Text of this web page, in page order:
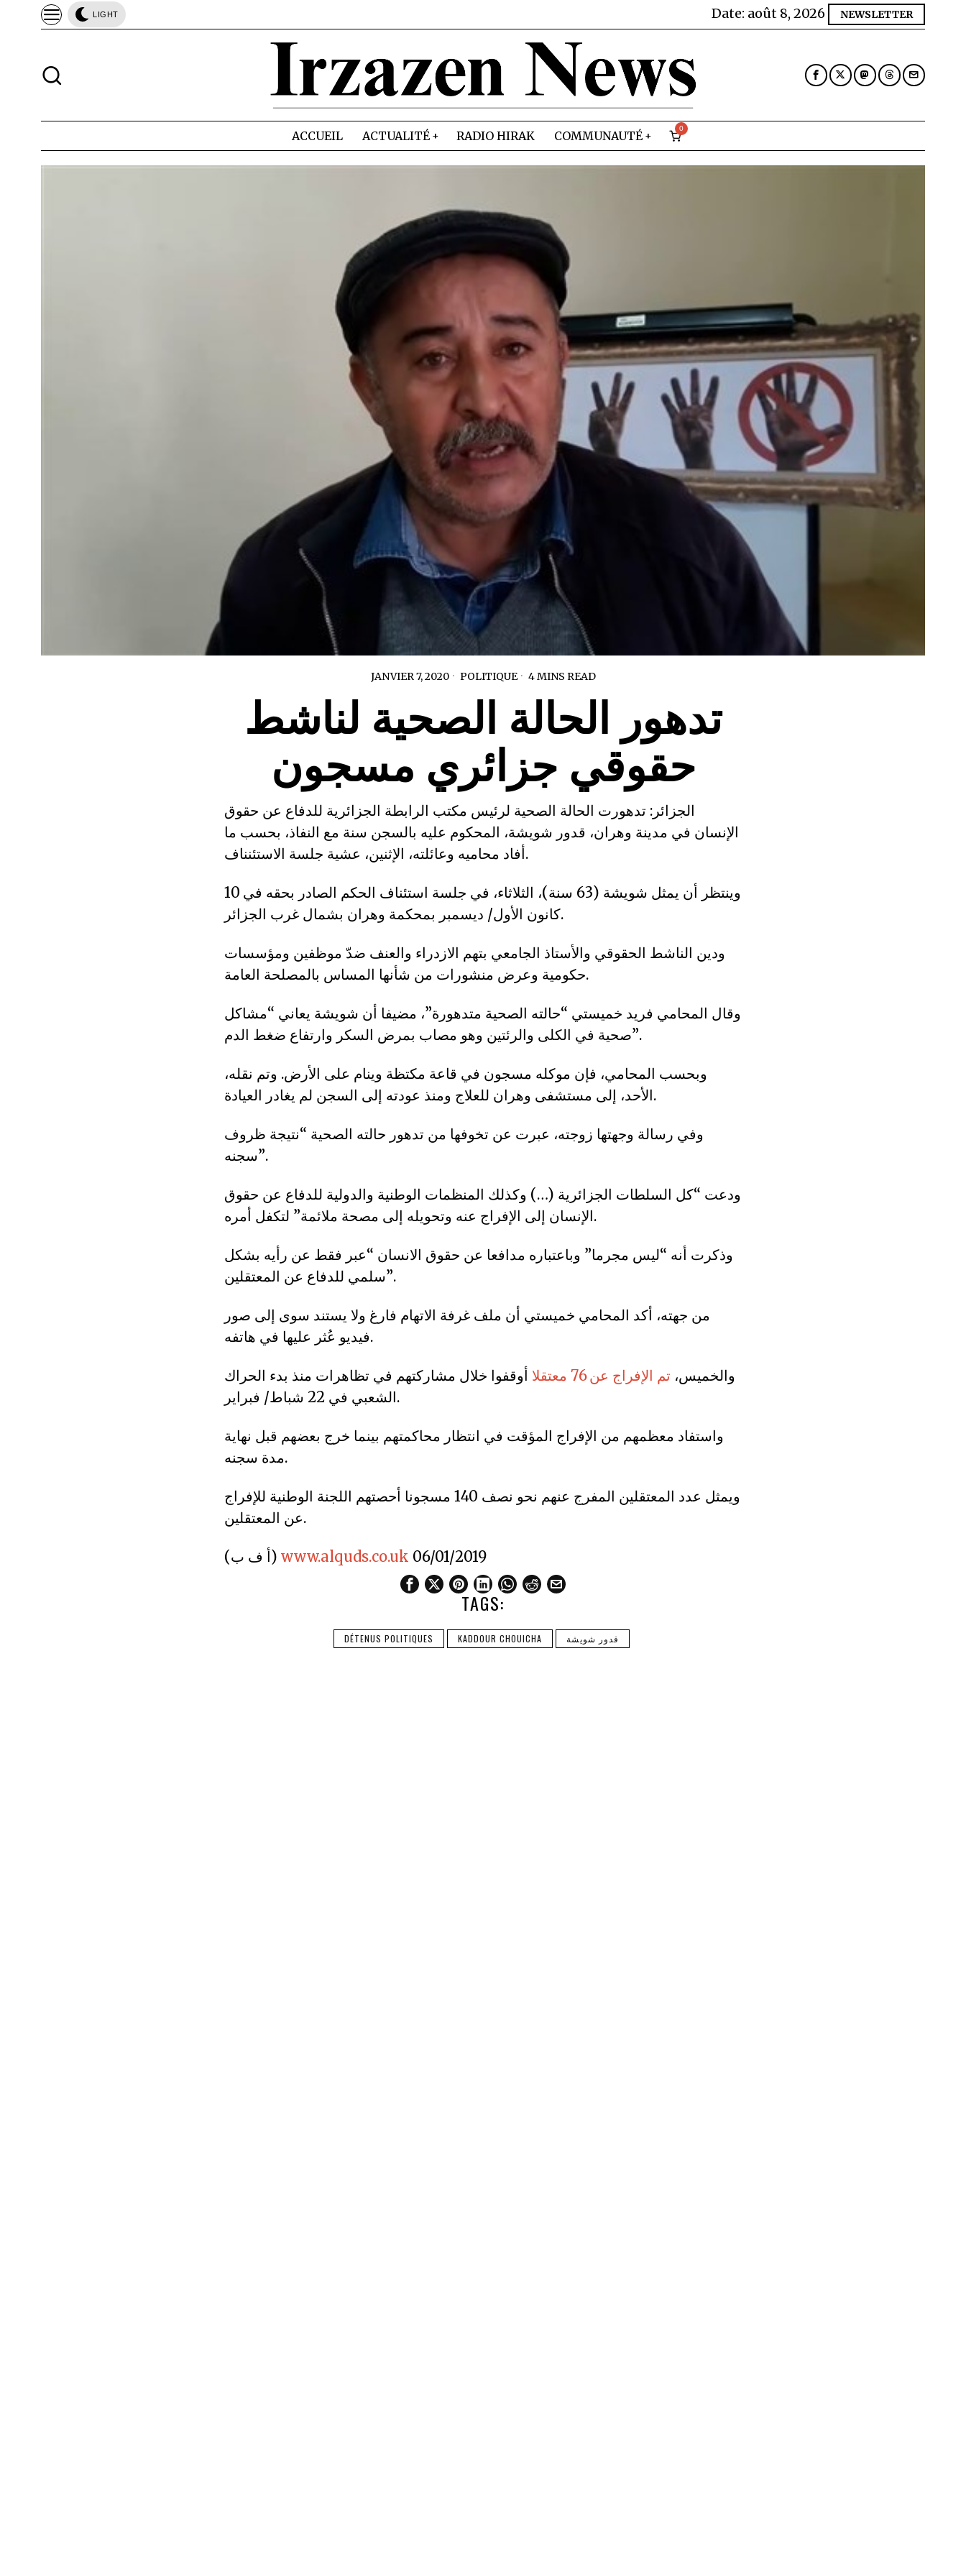
LIGHT Date: août 8, 2026 NEWSLETTER
ACCUEIL ACTUALITÉ RADIO HIRAK COMMUNAUTÉ
0
JANVIER 7, 2020 POLITIQUE 4 MINS READ
تدهور الحالة الصحية لناشط
حقوقي جزائري مسجون
الجزائر: تدهورت الحالة الصحية لرئيس مكتب الرابطة الجزائرية للدفاع عن حقوق
الإنسان في مدينة وهران، قدور شويشة، المحكوم عليه بالسجن سنة مع النفاذ، بحسب ما
أفاد محاميه وعائلته، الإثنين، عشية جلسة الاستئنناف.
وينتظر أن يمثل شويشة (63 سنة)، الثلاثاء، في جلسة استئناف الحكم الصادر بحقه في 10
كانون الأول/ ديسمبر بمحكمة وهران بشمال غرب الجزائر.
ودين الناشط الحقوقي والأستاذ الجامعي بتهم الازدراء والعنف ضدّ موظفين ومؤسسات
حكومية وعرض منشورات من شأنها المساس بالمصلحة العامة.
وقال المحامي فريد خميستي “حالته الصحية متدهورة”، مضيفا أن شويشة يعاني “مشاكل
صحية في الكلى والرئتين وهو مصاب بمرض السكر وارتفاع ضغط الدم”.
وبحسب المحامي، فإن موكله مسجون في قاعة مكتظة وينام على الأرض. وتم نقله،
الأحد، إلى مستشفى وهران للعلاج ومنذ عودته إلى السجن لم يغادر العيادة.
وفي رسالة وجهتها زوجته، عبرت عن تخوفها من تدهور حالته الصحية “نتيجة ظروف
سجنه”.
ودعت “كل السلطات الجزائرية (…) وكذلك المنظمات الوطنية والدولية للدفاع عن حقوق
الإنسان إلى الإفراج عنه وتحويله إلى مصحة ملائمة” لتكفل أمره.
وذكرت أنه “ليس مجرما” وباعتباره مدافعا عن حقوق الانسان “عبر فقط عن رأيه بشكل
سلمي للدفاع عن المعتقلين”.
من جهته، أكد المحامي خميستي أن ملف غرفة الاتهام فارغ ولا يستند سوى إلى صور
فيديو عُثر عليها في هاتفه.
والخميس، تم الإفراج عن 76 معتقلا
أوقفوا خلال مشاركتهم في تظاهرات منذ بدء الحراك
الشعبي في 22 شباط/ فبراير.
واستفاد معظمهم من الإفراج المؤقت في انتظار محاكمتهم بينما خرج بعضهم قبل نهاية
مدة سجنه.
ويمثل عدد المعتقلين المفرج عنهم نحو نصف 140 مسجونا أحصتهم اللجنة الوطنية للإفراج
عن المعتقلين.
(أ ف ب) www.alquds.co.uk 06/01/2019
TAGS:
DÉTENUS POLITIQUES KADDOUR CHOUICHA قدور شويشة